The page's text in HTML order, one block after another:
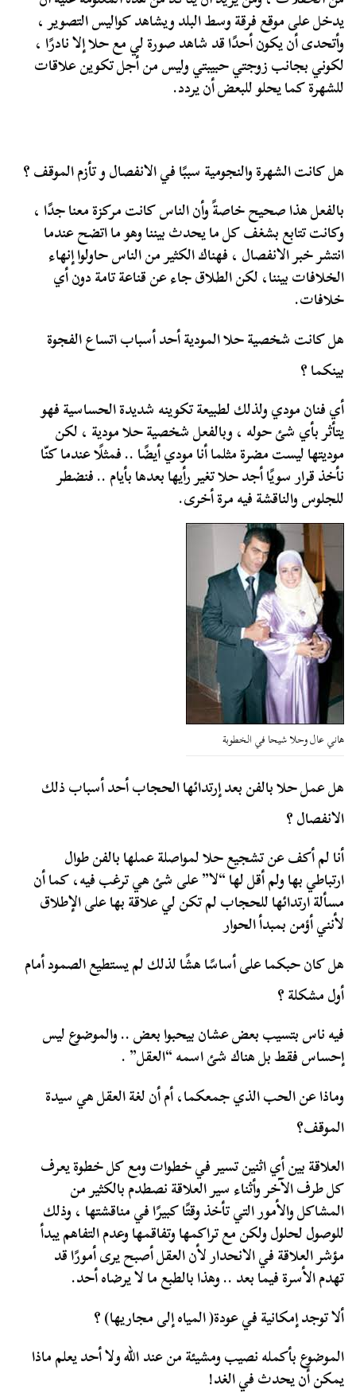
يدخل على موقع فرقة وسط البلد ويشاهد كواليس التصوير ،
وأتحدى أن يكون أحدًا قد شاهد صورة لي مع حلا إلا نادرًا ،
لكوني بجانب زوجتي حبيبتي وليس من أجل تكوين علاقات
للشهرة كما يحلو للبعض أن يردد.
هل كانت الشهرة والنجومية سببًا في الانفصال و تأزم الموقف ؟
بالفعل هذا صحيح خاصةً وأن الناس كانت مركزة معنا جدًا ،
وكانت تتابع بشغف كل ما يحدث بيننا وهو ما اتضح عندما
انتشر خبر الانفصال ، فهناك الكثير من الناس حاولوا إنهاء
الخلافات بيننا، لكن الطلاق جاء عن قناعة تامة دون أي
خلافات.
هل كانت شخصية حلا المودية أحد أسباب اتساع الفجوة
بينكما ؟
أي فنان مودي ولذلك لطبيعة تكوينه شديدة الحساسية فهو
يتأثر بأي شئ حوله ، وبالفعل شخصية حلا مودية ، لكن
موديتها ليست مضرة مثلما أنا مودي أيضًا .. فمثلًا عندما كنّا
نأخذ قرار سويًا أجد حلا تغير رأيها بعدها بأيام .. فنضطر
للجلوس والناقشة فيه مرة أخرى.
هاني عال وحلا شيحا في الخطوبة
هل عمل حلا بالفن بعد إرتدائها الحجاب أحد أسباب ذلك
الانفصال ؟
أنا لم أكف عن تشجيع حلا لمواصلة عملها بالفن طوال
ارتباطي بها ولم أقل لها “لا” على شئ هي ترغب فيه، كما أن
مسألة ارتدائها للحجاب لم تكن لي علاقة بها على الإطلاق
لأنني أؤمن بمبدأ الحوار
هل كان حبكما على أساسًا هشًا لذلك لم يستطيع الصمود أمام
أول مشكلة ؟
فيه ناس بتسيب بعض عشان بيحبوا بعض .. والموضوع ليس
إحساس فقط بل هناك شئ اسمه “العقل” .
وماذا عن الحب الذي جمعكما، أم أن لغة العقل هي سيدة
الموقف؟
العلاقة بين أي اثنين تسير في خطوات ومع كل خطوة يعرف
كل طرف الآخر وأثناء سير العلاقة نصطدم بالكثير من
المشاكل والأمور التي تأخذ وقتًا كبيرًا في مناقشتها ، وذلك
للوصول لحلول ولكن مع تراكمها وتفاقمها وعدم التفاهم يبدأ
مؤشر العلاقة في الانحدار لأن العقل أصبح يرى أمورًا قد
تهدم الأسرة فيما بعد .. وهذا بالطبع ما لا يرضاه أحد.
ألا توجد إمكانية في عودة( المياه إلى مجاريها) ؟
الموضوع بأكمله نصيب ومشيئة من عند الله ولا أحد يعلم ماذا
يمكن أن يحدث في الغد!